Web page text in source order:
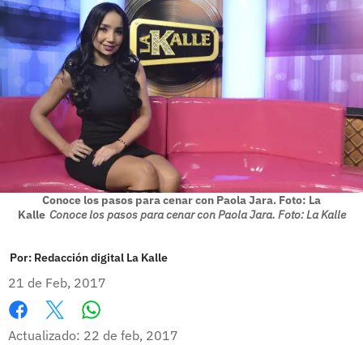
Conoce los pasos para cenar con Paola Jara. Foto: La
Kalle Conoce los pasos para cenar con Paola Jara. Foto: La Kalle
Por: Redacción digital La Kalle
21 de Feb, 2017
Facebook
X
Actualizado: 22 de feb, 2017